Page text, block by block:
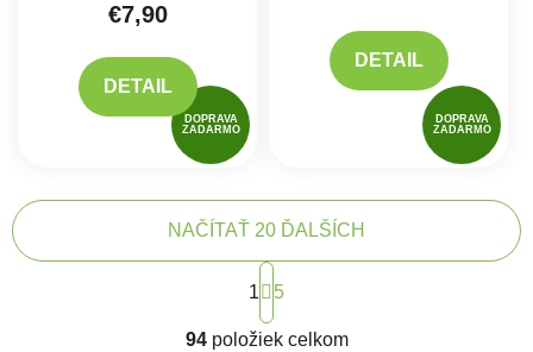
DOPRAVA
ZADARMO
€7,90
DETAIL
DOPRAVA
ZADARMO
DETAIL
Ovládacie prvky výpisu
NAČÍTAŤ 20 ĎALŠÍCH
Stránkovanie
1 5
94položiek celkom